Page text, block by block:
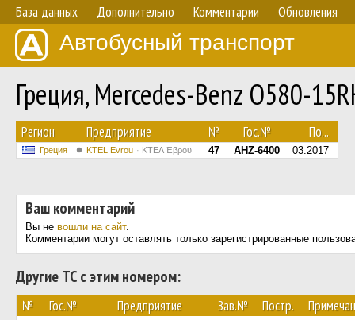
База данных Дополнительно Комментарии Обновления
Автобусный транспорт
Греция, Mercedes-Benz O580-
Регион Предприятие № Гос.№ По...
Греция KTEL Evrou ΚΤΕΛ Έβρου 47 AHZ-6400 03.2017
Ваш комментарий
Вы не вошли на сайт.
Комментарии могут оставлять только зарегистрированные
Другие ТС с этим номером:
№ Гос.№ Предприятие Зав.№ Постр.